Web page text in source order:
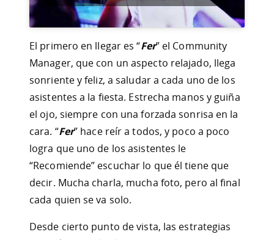
El primero en llegar es “Fer” el Community
Manager, que con un aspecto relajado, llega
sonriente y feliz, a saludar a cada uno de los
asistentes a la fiesta. Estrecha manos y guiña
el ojo, siempre con una forzada sonrisa en la
cara. “Fer” hace reír a todos, y poco a poco
logra que uno de los asistentes le
“Recomiende” escuchar lo que él tiene que
decir. Mucha charla, mucha foto, pero al final
cada quien se va solo.
Desde cierto punto de vista, las estrategias